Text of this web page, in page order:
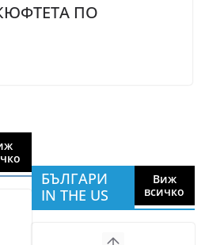
ПО
БЪЛГАРИ
IN THE US
Виж
всичко